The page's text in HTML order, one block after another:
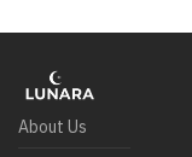
About Us